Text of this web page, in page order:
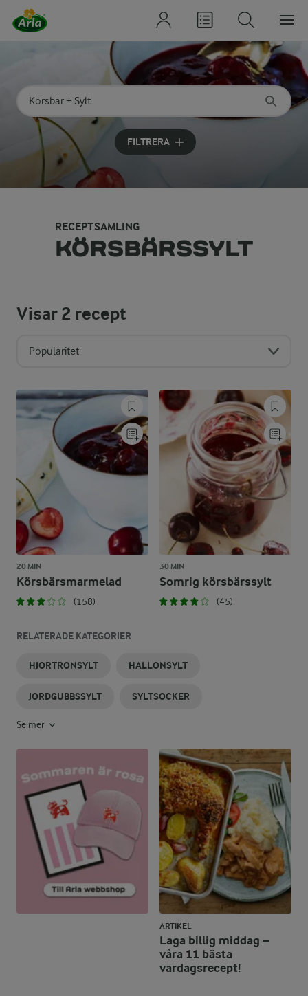
Sök på kategori eller ingrediens
Skriv in sökord för att få förslag
FILTRERA
RECEPTSAMLING
KÖRSBÄRSSYLT
Visar2 recept
Popularitet
20 MIN
Körsbärsmarmelad
(158)
30 MIN
Somrig körsbärssylt
(45)
RELATERADE KATEGORIER
HJORTRONSYLT HALLONSYLT
JORDGUBBSSYLT SYLTSOCKER
Se mer
ARTIKEL
Laga billig middag –
våra 11 bästa
vardagsrecept!